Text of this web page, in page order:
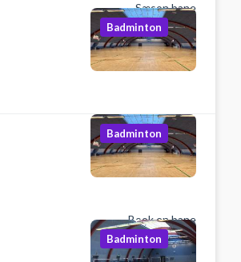
Sæson bane
Badminton
Badminton
Book en bane
Badminton